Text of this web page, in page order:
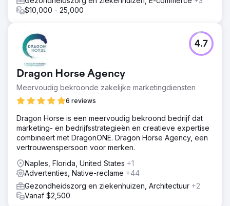
$10,000 - 25,000
Dragon Horse Agency
Meervoudig bekroonde zakelijke marketingdiensten
6 reviews
4.7
Dragon Horse is een meervoudig bekroond bedrijf dat
marketing- en bedrijfsstrategieën en creatieve expertise
combineert met DragonONE. Dragon Horse Agency, een
vertrouwenspersoon voor merken.
Naples, Florida, United States +1
Advertenties, Native-reclame +44
Gezondheidszorg en ziekenhuizen, Architectuur +2
Vanaf $2,500